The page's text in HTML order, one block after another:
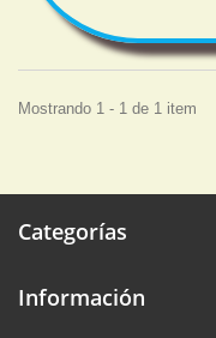
Mostrando 1 - 1 de 1 item
Categorías
Información